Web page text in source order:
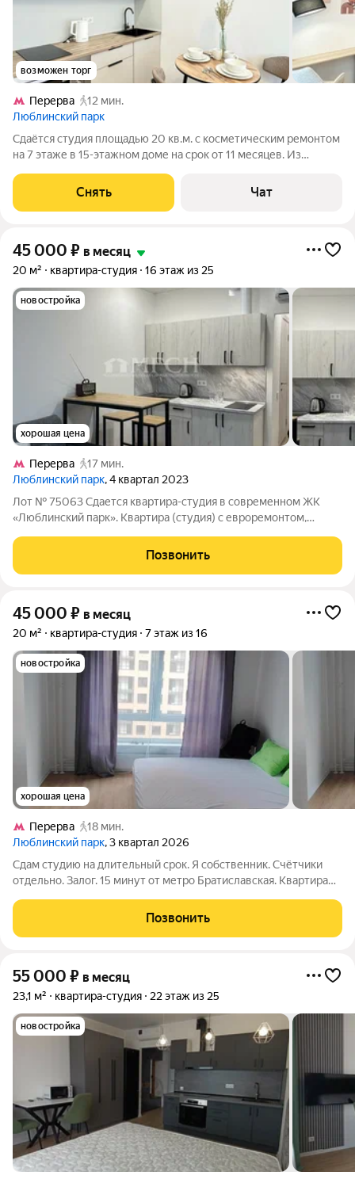
возможен торг
Перерва
12 мин.
Люблинский парк
Сдаётся студия площадью 20 кв.м. с косметическим ремонтом
на 7 этаже в 15-этажном доме на срок от 11 месяцев. Из
Микроволновка Дом - монолитный, окна выходят во двор. В
подъезде 2 лифта - 1
Снять Чат
45 000 ₽ в месяц
20 м² квартира-студия 16 этаж из 25
новостройка
хорошая цена
Перерва
17 мин.
Люблинский парк, 4 квартал 2023
Лот № 75063 Сдается квартира-студия в современном ЖК
«Люблинский парк». Квартира (студия) с евроремонтом,
кондиционер, варочная панель, вытяжка, холодильник,
телевизор, стиральная машина; встроенная
Позвонить
45 000 ₽ в месяц
20 м² квартира-студия 7 этаж из 16
новостройка
хорошая цена
Перерва
18 мин.
Люблинский парк, 3 квартал 2026
Сдам студию на длительный срок. Я собственник. Счётчики
отдельно. Залог. 15 минут от метро Братиславская. Квартира
необходимым для проживания. Без детей и животных.
Позвонить
55 000 ₽ в месяц
23,1 м² квартира-студия 22 этаж из 25
новостройка